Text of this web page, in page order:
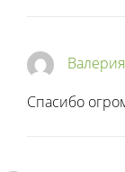
Валерия
Спасибо